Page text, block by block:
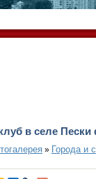
в селе Пески
» Города и